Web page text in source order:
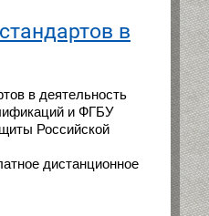
в
в деятельность
и ФГБУ
Российской
дистанционное